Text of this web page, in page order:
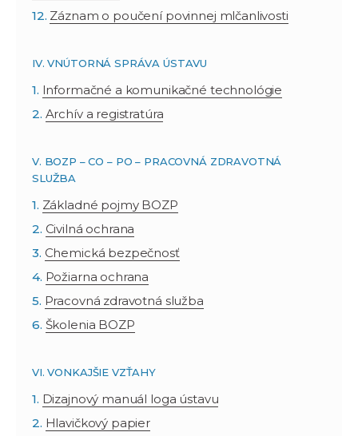
Záznam o poučení povinnej mlčanlivosti
IV. VNÚTORNÁ SPRÁVA ÚSTAVU
Informačné a komunikačné technológie
Archív a registratúra
V. BOZP – CO – PO – PRACOVNÁ ZDRAVOTNÁ
SLUŽBA
Základné pojmy BOZP
Civilná ochrana
Chemická bezpečnosť
Požiarna ochrana
Pracovná zdravotná služba
Školenia BOZP
VI. VONKAJŠIE VZŤAHY
Dizajnový manuál loga ústavu
Hlavičkový papier